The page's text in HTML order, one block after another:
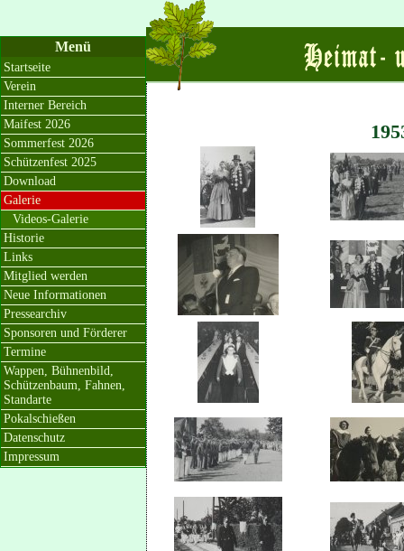
Menü
Startseite
Verein
Interner Bereich
Maifest 2026
Sommerfest 2026
Schützenfest 2025
Download
Galerie
Videos-Galerie
Historie
Links
Mitglied werden
Neue Informationen
Pressearchiv
Sponsoren und Förderer
Termine
Wappen, Bühnenbild,
Schützenbaum, Fahnen,
Standarte
Pokalschießen
Datenschutz
Impressum